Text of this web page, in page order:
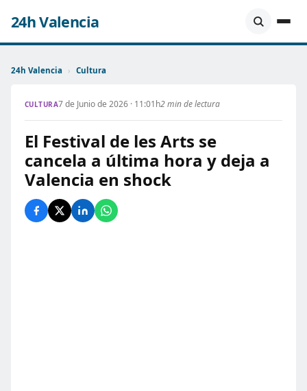
24h Valencia
24h Valencia › Cultura
CULTURA7 de Junio de 2026 · 11:01h2 min de lectura
El Festival de les Arts se
cancela a última hora y deja a
Valencia en shock